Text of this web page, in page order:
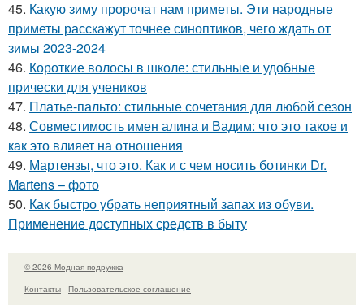
45. Какую зиму пророчат нам приметы. Эти народные
приметы расскажут точнее синоптиков, чего ждать от
зимы 2023-2024
46. Короткие волосы в школе: стильные и удобные
прически для учеников
47. Платье-пальто: стильные сочетания для любой сезон
48. Совместимость имен алина и Вадим: что это такое и
как это влияет на отношения
49. Мартензы, что это. Как и с чем носить ботинки Dr.
Martens – фото
50. Как быстро убрать неприятный запах из обуви.
Применение доступных средств в быту
© 2026 Модная подружка
Контакты
Пользовательское соглашение